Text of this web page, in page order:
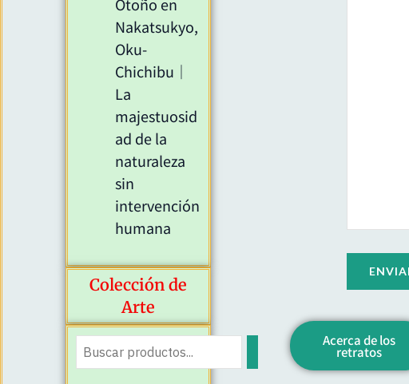
Nakatsukyo,
Oku-
Chichibu｜
La
majestuosid
ad de la
naturaleza
sin
intervención
humana
Colección de
Arte
Acerca de los
retratos